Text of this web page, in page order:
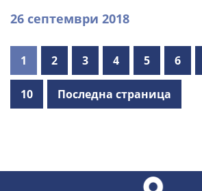
26 септември 2018
1 2 3 4 5 6
10 Последна страница